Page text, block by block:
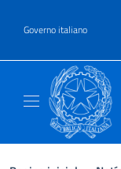
Governo italiano
Site, social